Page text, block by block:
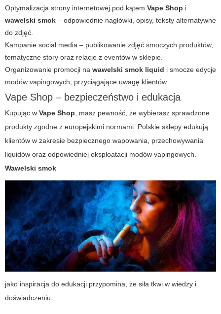
Optymalizacja strony internetowej pod kątem Vape Shop i
wawelski smok – odpowiednie nagłówki, opisy, teksty alternatywne
do zdjęć.
Kampanie social media – publikowanie zdjęć smoczych produktów,
tematyczne story oraz relacje z eventów w sklepie.
Organizowanie promocji na wawelski smok liquid i smocze edycje
modów vapingowych, przyciągające uwagę klientów.
Vape Shop – bezpieczeństwo i edukacja
Kupując w Vape Shop, masz pewność, że wybierasz sprawdzone
produkty zgodne z europejskimi normami. Polskie sklepy edukują
klientów w zakresie bezpiecznego wapowania, przechowywania
liquidów oraz odpowiedniej eksploatacji modów vapingowych.
Wawelski smok
jako inspiracja do edukacji przypomina, że siła tkwi w wiedzy i
doświadczeniu.